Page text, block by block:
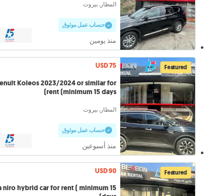
المطار, بيروت
حساب عمل موثوق
منذ يومين
Featured
USD 75
Koleos 2023/2024 or similar for
rent (minimum 15 days)
المطار, بيروت
حساب عمل موثوق
منذ أسبوعين
Featured
USD 90
niro hybrid car for rent ( minimum 15